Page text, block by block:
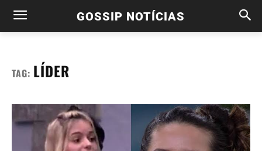
GOSSIP NOTÍCIAS
TAG: LÍDER